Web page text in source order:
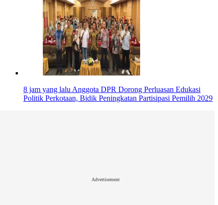
8 jam yang lalu Anggota DPR Dorong Perluasan Edukasi
Politik Perkotaan, Bidik Peningkatan Partisipasi Pemilih 2029
Advertisement